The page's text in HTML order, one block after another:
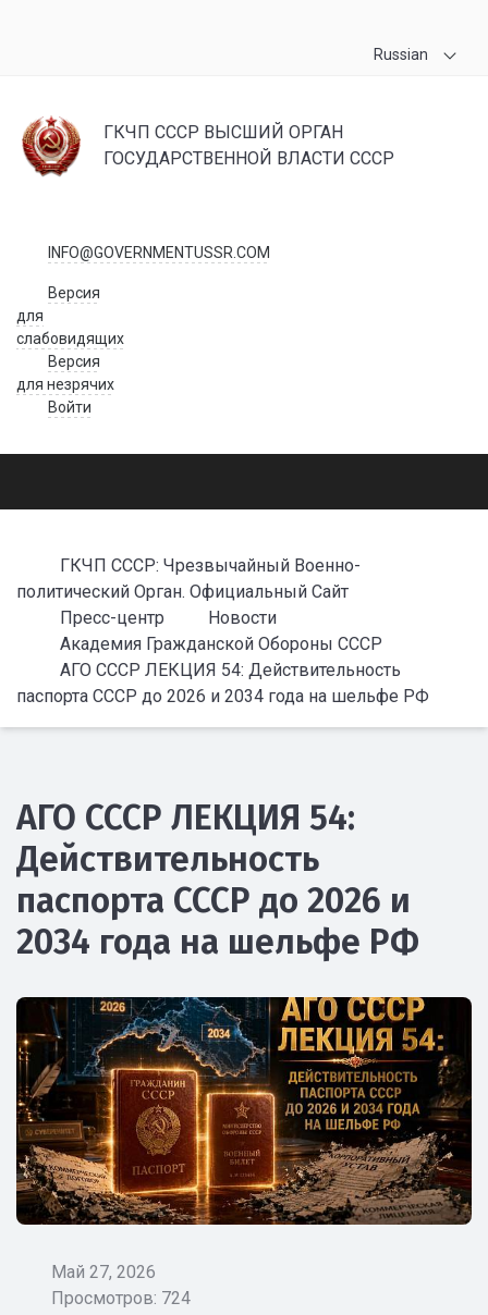
Russian
ГКЧП СССР ВЫСШИЙ ОРГАН
ГОСУДАРСТВЕННОЙ ВЛАСТИ СССР
INFO@GOVERNMENTUSSR.COM
Версия
для
слабовидящих
Версия
для незрячих
Войти
ГКЧП СССР: Чрезвычайный Военно-
политический Орган. Официальный Сайт
Пресс-центр
Новости
Академия Гражданской Обороны СССР
АГО СССР ЛЕКЦИЯ 54: Действительность
паспорта СССР до 2026 и 2034 года на шельфе РФ
АГО СССР ЛЕКЦИЯ 54:
Действительность
паспорта СССР до 2026 и
2034 года на шельфе РФ
Май 27, 2026
Просмотров: 724